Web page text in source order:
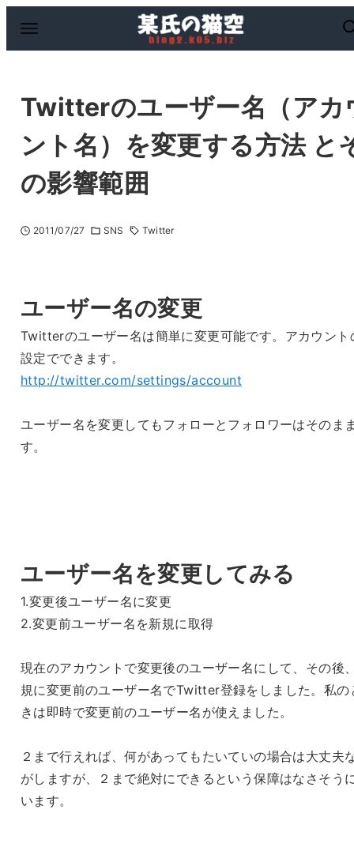
Twitterのユーザー名（アカ
ント名）を変更する方法 と
の影響範囲
2011/07/27 SNS Twitter
ユーザー名の変更
Twitterのユーザー名は簡単に変更可能です。アカウント
設定でできます。
http://twitter.com/settings/account
ユーザー名を変更してもフォローとフォロワーはそのま
す。
ユーザー名を変更してみる
1.変更後ユーザー名に変更
2.変更前ユーザー名を新規に取得
現在のアカウントで変更後のユーザー名にして、その後
規に変更前のユーザー名でTwitter登録をしました。私の
きは即時で変更前のユーザー名が使えました。
２まで行えれば、何があってもたいていの場合は大丈夫
がしますが、２まで絶対にできるという保障はなさそう
います。